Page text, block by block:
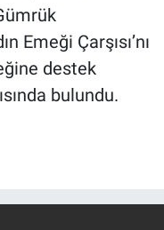
Emeği Çarşısı’nı
destek
bulundu.